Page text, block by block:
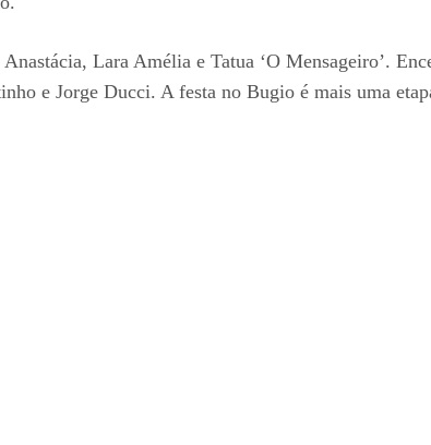
Lara Amélia e Tatua ‘O Mensageiro’.
e Jorge Ducci. A festa no Bugio é mais uma